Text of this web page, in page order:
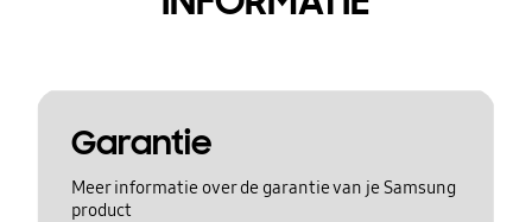
Garantie
Meer informatie over de garantie van je Samsung
product